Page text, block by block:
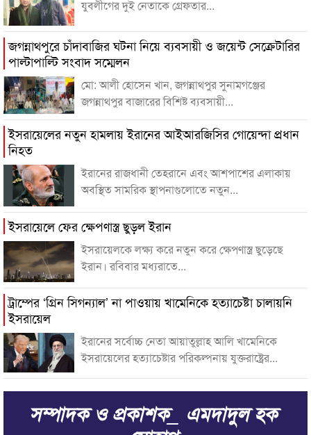
যুবলীগের দুই নেতাকে গ্রেফতার...
জগন্নাথপুরে চাঁদাবাজির ঘটনা নিয়ে ব্যবসায়ী ও জয়েন্ট সেক্রেটারির
পাল্টাপাল্টি সংবাদ সম্মেলন
মো: আলী হোসেন খান, জগন্নাথপুর সুনামগঞ্জের
জগন্নাথপুর বাজারের বিশিষ্ট ব্যবসায়ী...
ইসরায়েলের নতুন হামলায় ইরানের আইআরজিসির গোয়েন্দা প্রধান
নিহত
ইরানের রাজধানী তেহরানে এবং আশপাশের এলাকায়
অবস্থিত সামরিক স্থাপনাগুলোতে নতুন...
ইসরায়েলে ফের ক্ষেপণাস্ত্র ছুড়ল ইরান
ইসরায়েলকে লক্ষ্য করে নতুন করে ক্ষেপণাস্ত্র ছুড়েছে
ইরান। রবিবার মধ্যরাতে...
ট্রাম্পের ‘গ্রিন সিগন্যাল’ না পাওয়ায় খামেনিকে হত্যাচেষ্টা চালায়নি
ইসরায়েল
ইরানের সর্বোচ্চ নেতা আয়াতুল্লাহ আলি খামেনিকে
ইসরায়েলের হত্যাচেষ্টার পরিকল্পনায় যুক্তরাষ্ট্রের...
সম্পাদক ও প্রকাশক_ এমদাদুল হক